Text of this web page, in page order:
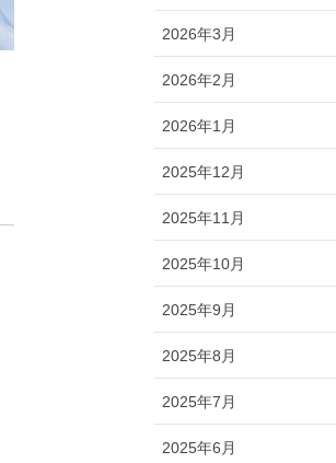
2026年3月
2026年2月
2026年1月
2025年12月
2025年11月
2025年10月
2025年9月
2025年8月
2025年7月
2025年6月